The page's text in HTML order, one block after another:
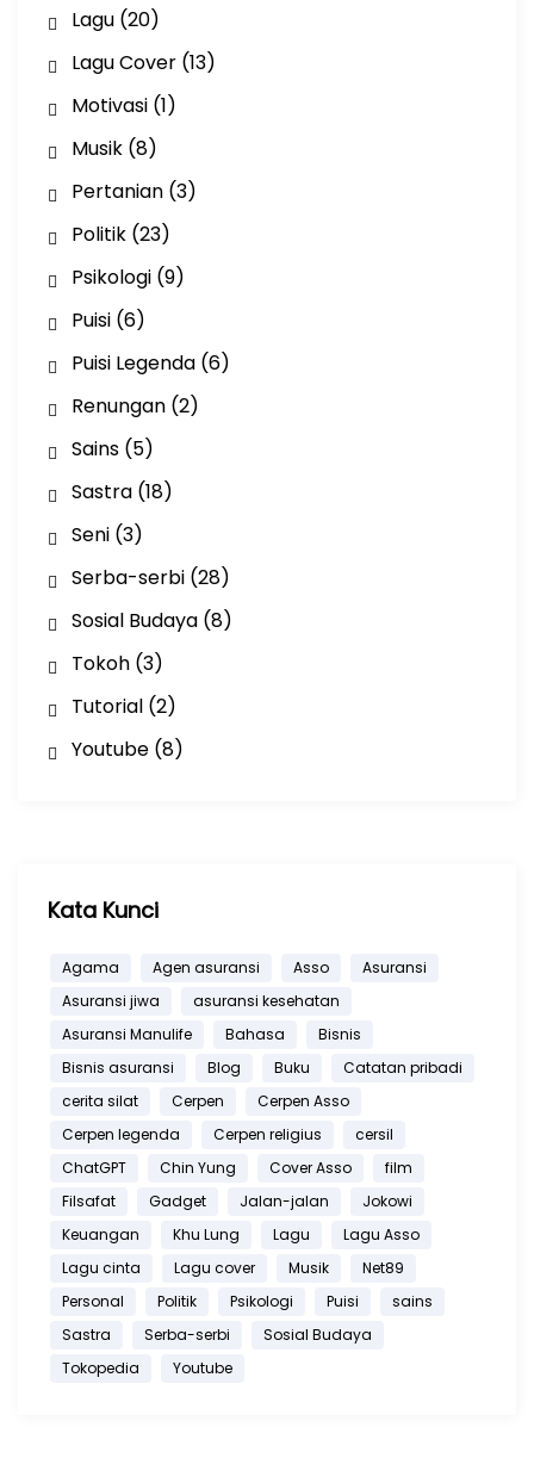
Lagu(20)
Lagu Cover(13)
Motivasi(1)
Musik(8)
Pertanian(3)
Politik(23)
Psikologi(9)
Puisi(6)
Puisi Legenda(6)
Renungan(2)
Sains(5)
Sastra(18)
Seni(3)
Serba-serbi(28)
Sosial Budaya(8)
Tokoh(3)
Tutorial(2)
Youtube(8)
Kata Kunci
Agama Agen asuransi Asso
Asuransi
Asuransi jiwa
asuransi kesehatan
Asuransi Manulife
Bahasa
Bisnis
Bisnis asuransi
Blog Buku
Catatan pribadi
cerita silat
Cerpen
Cerpen Asso
Cerpen legenda
Cerpen religius
cersil
ChatGPT
Chin Yung Cover Asso
film
Filsafat
Gadget Jalan-jalan
Jokowi
Keuangan
Khu Lung Lagu
Lagu Asso
Lagu cinta
Lagu cover Musik
Net89
Personal
Politik Psikologi Puisi
sains
Sastra
Serba-serbi
Sosial Budaya
Tokopedia
Youtube